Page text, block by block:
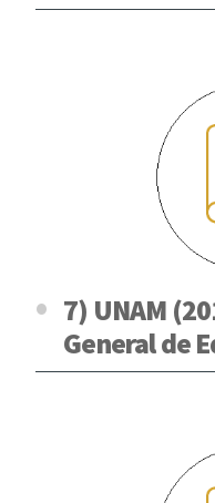
7) UNAM
General de